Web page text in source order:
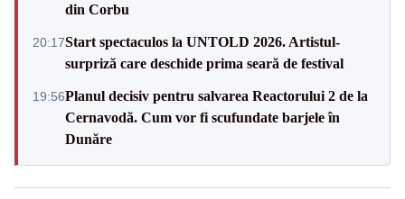
din Corbu
20:17Start spectaculos la UNTOLD 2026. Artistul-
surpriză care deschide prima seară de festival
19:56Planul decisiv pentru salvarea Reactorului 2 de la
Cernavodă. Cum vor fi scufundate barjele în
Dunăre